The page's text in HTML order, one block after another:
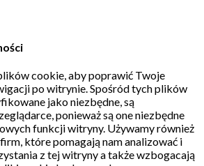
cookie, aby poprawić Twoje
po witrynie.Spośród tych plików
jako niezbędne, są
ponieważ są one niezbędne
funkcji witryny. Używamy również
które pomagają nam analizować i
z tej witryny a także wzbogacają